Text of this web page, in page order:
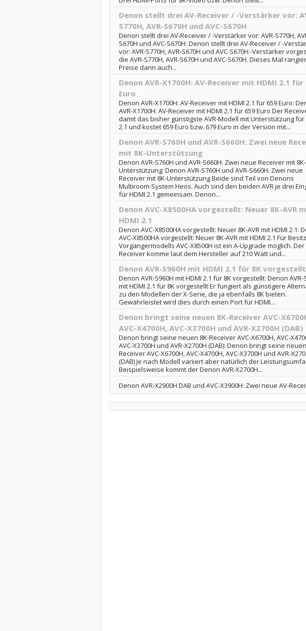
Denon stellt drei AV-Receiver / -Verstärker vor:
S770H, AVR-S670H und AVC-S670H
Denon stellt drei AV-Receiver / -Verstärker vor: AVR-S770H,
S670H und AVC-S670H: Denon stellt drei AV-Receiver / -
vor: AVR-S770H, AVR-S670H und AVC-S670H -Verstärker
die AVR-S770H, AVR-S670H und AVC-S670H. Dieses Mal
Preise dann auch...
Denon AVR-X1700H: AV-Receiver mit HDMI 2.1 für
Euro
Denon AVR-X1700H: AV-Receiver mit HDMI 2.1 für 659 Euro:
AVR-X1700H: AV-Receiver mit HDMI 2.1 für 659 Euro Der
damit das bisher günstigste AVR-Modell mit Unterstützung für
2.1 und kostet 659 Euro bzw. 679 Euro in der Version mit...
Denon AVR-S760H und AVR-S660H: Zwei neue
mit 8K-Unterstützung
Denon AVR-S760H und AVR-S660H: Zwei neue Receiver mit 8K-
Unterstützung: Denon AVR-S760H und AVR-S660H: Zwei neue
Receiver mit 8K-Unterstützung Beide sind Teil von Denons
Multiroom-System Heos. Auch sind den beiden AVR je drei
für HDMI 2.1 gemeinsam. Denon...
Denon AVC-X8500HA vorgestellt: Neuer 8K-AVR
HDMI 2.1
Denon AVC-X8500HA vorgestellt: Neuer 8K-AVR mit HDMI 2.1:
AVC-X8500HA vorgestellt: Neuer 8K-AVR mit HDMI 2.1 Für
Vorgängermodells AVC-X8500H ist ein A-Upgrade möglich. Der
Receiver komme laut dem Hersteller auf 210 Watt und...
Denon AVR-S960H mit HDMI 2.1 für 8K vorgestellt
Denon AVR-S960H mit HDMI 2.1 für 8K vorgestellt: Denon AVR-
mit HDMI 2.1 für 8K vorgestellt Er fungiert als günstigere
zu den Modellen der X-Serie, die ja ebenfalls 8K bieten.
Gewährleistet wird dies durch einen Port für HDMI...
Denon bringt seine neuen 8K-Receiver AVC-
AVC-X4700H, AVC-X3700H und AVR-X2700H (DAB)
Denon bringt seine neuen 8K-Receiver AVC-X6700H, AVC-
AVC-X3700H und AVR-X2700H (DAB): Denon bringt seine
Receiver AVC-X6700H, AVC-X4700H, AVC-X3700H und AVR-
(DAB) Je nach Modell variiert aber natürlich der
Beispielsweise kommt der Denon AVR-X2700H...
Denon AVR-X2900H DAB und AVC-X3900H: Zwei neue AV-